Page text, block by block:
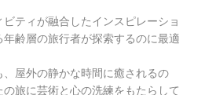
ティが融合したインスピレーショ
齢層の旅行者が探索するのに最適
屋外の静かな時間に癒されるの
旅に芸術と心の洗練をもたらして